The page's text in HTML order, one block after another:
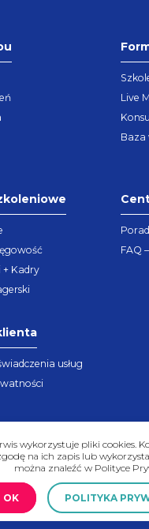
Live
Baza
+ Kadry
FAQ
usług
2026 © Copyright -
wykorzystuje pliki cookies.
na ich zapis lub
można znaleźć w Polityce
OK POLITYKA